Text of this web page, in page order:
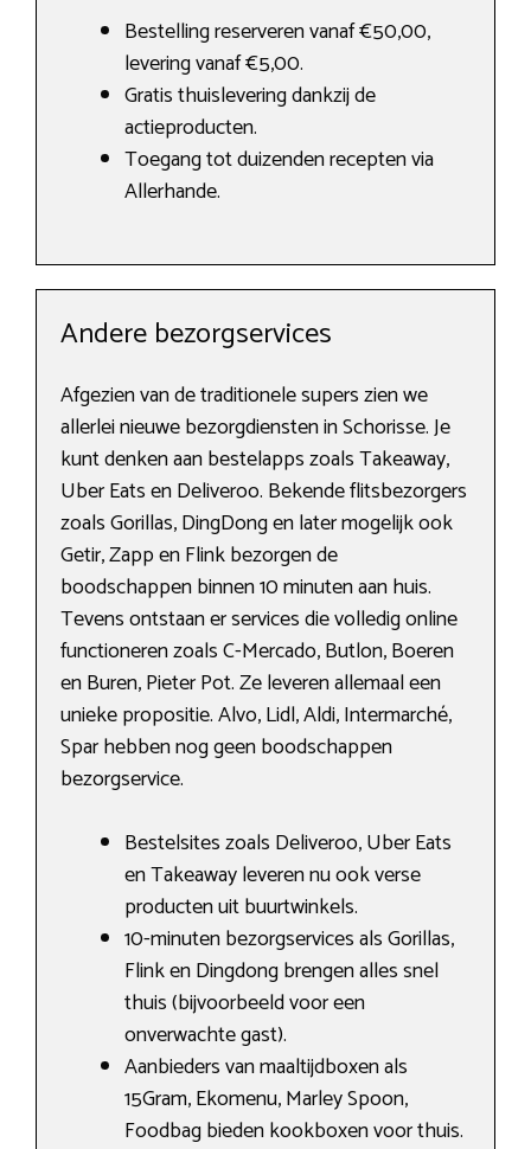
Bestelling reserveren vanaf €50,00,
levering vanaf €5,00.
Gratis thuislevering dankzij de
actieproducten.
Toegang tot duizenden recepten via
Allerhande.
Andere bezorgservices
Afgezien van de traditionele supers zien we
allerlei nieuwe bezorgdiensten in Schorisse. Je
kunt denken aan bestelapps zoals Takeaway,
Uber Eats en Deliveroo. Bekende flitsbezorgers
zoals Gorillas, DingDong en later mogelijk ook
Getir, Zapp en Flink bezorgen de
boodschappen binnen 10 minuten aan huis.
Tevens ontstaan er services die volledig online
functioneren zoals C-Mercado, Butlon, Boeren
en Buren, Pieter Pot. Ze leveren allemaal een
unieke propositie. Alvo, Lidl, Aldi, Intermarché,
Spar hebben nog geen boodschappen
bezorgservice.
Bestelsites zoals Deliveroo, Uber Eats
en Takeaway leveren nu ook verse
producten uit buurtwinkels.
10-minuten bezorgservices als Gorillas,
Flink en Dingdong brengen alles snel
thuis (bijvoorbeeld voor een
onverwachte gast).
Aanbieders van maaltijdboxen als
15Gram, Ekomenu, Marley Spoon,
Foodbag bieden kookboxen voor thuis.